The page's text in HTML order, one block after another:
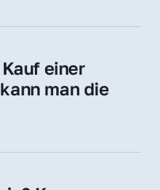
Nutzung,
einer
man die
Nutzen Sie sie